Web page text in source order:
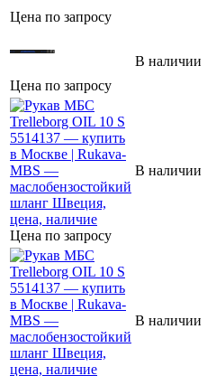
Цена по запросу
Цена по запросу
В наличии
Цена по запросу
В наличии
В наличии